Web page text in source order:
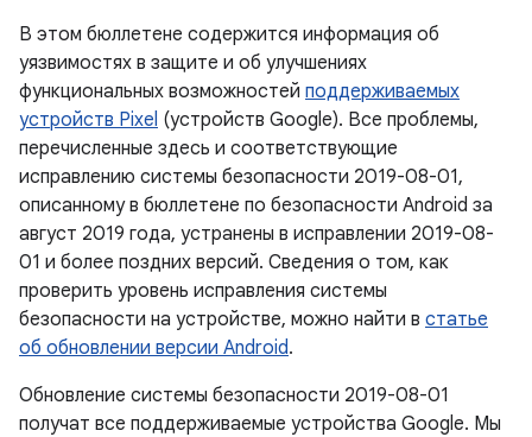
В этом бюллетене содержится информация об
уязвимостях в защите и об улучшениях
функциональных возможностей поддерживаемых
устройств Pixel (устройств Google). Все проблемы,
перечисленные здесь и соответствующие
исправлению системы безопасности 2019-08-01,
описанному в бюллетене по безопасности Android за
август 2019 года, устранены в исправлении 2019-08-
01 и более поздних версий. Сведения о том, как
проверить уровень исправления системы
безопасности на устройстве, можно найти в статье
об обновлении версии Android.
Обновление системы безопасности 2019-08-01
получат все поддерживаемые устройства Google. Мы